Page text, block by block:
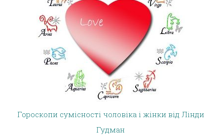
Гороскопи сумісності чоловіка і жінки від Лінди
Гудман